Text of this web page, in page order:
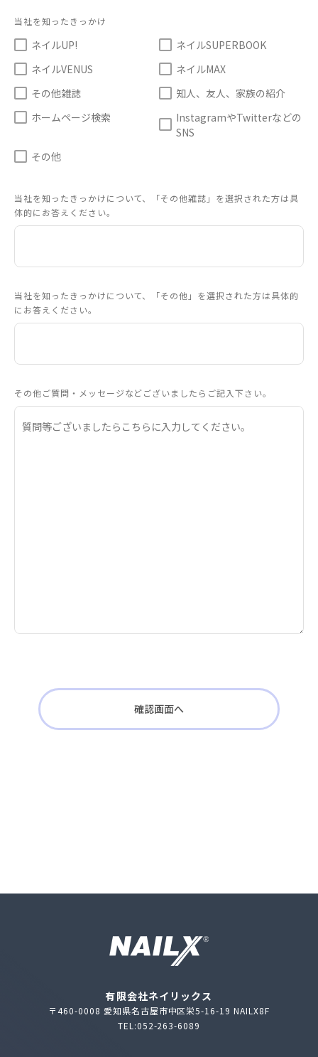
当社を知ったきっかけ
ネイルUP!
ネイルSUPERBOOK
ネイルVENUS
ネイルMAX
その他雑誌
知人、友人、家族の紹介
ホームページ検索
InstagramやTwitterなどの
SNS
その他
当社を知ったきっかけについて、「その他雑誌」を選択された方は具
体的にお答えください。
当社を知ったきっかけについて、「その他」を選択された方は具体的
にお答えください。
その他ご質問・メッセージなどございましたらご記入下さい。
有限会社ネイリックス
〒460-0008 愛知県名古屋市中区栄5-16-19 NAILX8F
TEL:052-263-6089